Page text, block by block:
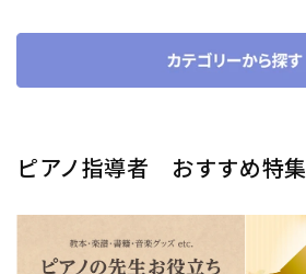
ピアノ指導者 おすすめ特集